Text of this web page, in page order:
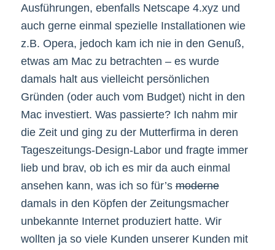
Ausführungen, ebenfalls Netscape 4.xyz und
auch gerne einmal spezielle Installationen wie
z.B. Opera, jedoch kam ich nie in den Genuß,
etwas am Mac zu betrachten – es wurde
damals halt aus vielleicht persönlichen
Gründen (oder auch vom Budget) nicht in den
Mac investiert. Was passierte? Ich nahm mir
die Zeit und ging zu der Mutterfirma in deren
Tageszeitungs-Design-Labor und fragte immer
lieb und brav, ob ich es mir da auch einmal
ansehen kann, was ich so für’smoderne
damals in den Köpfen der Zeitungsmacher
unbekannte Internet produziert hatte. Wir
wollten ja so viele Kunden unserer Kunden mit